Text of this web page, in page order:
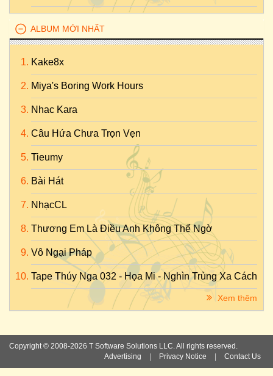
ALBUM MỚI NHẤT
Kake8x
Miya's Boring Work Hours
Nhac Kara
Câu Hứa Chưa Trọn Vẹn
Tieumy
Bài Hát
NhạcCL
Thương Em Là Điều Anh Không Thể Ngờ
Vô Ngại Pháp
Tape Thúy Nga 032 - Họa Mi - Nghìn Trùng Xa Cách
Xem thêm
Copyright © 2008-2026 T Software Solutions LLC. All rights reserved.
Advertising
Privacy Notice Contact Us